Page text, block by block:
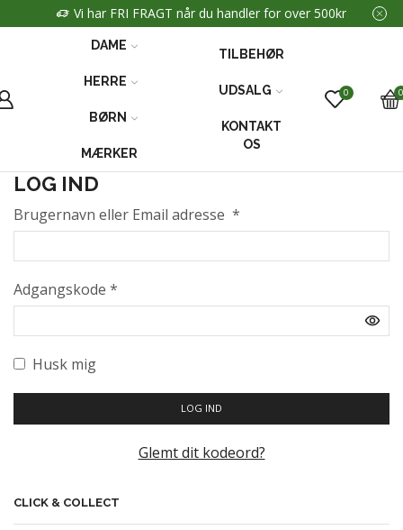
Vi har FRI FRAGT når du handler for over 500kr
DAME
HERRE
BØRN
MÆRKER
TILBEHØR
UDSALG
KONTAKT
OS
0 0
LOG IND
Brugernavn eller Email adresse *
Adgangskode *
Husk mig
LOG IND
Glemt dit kodeord?
CLICK & COLLECT